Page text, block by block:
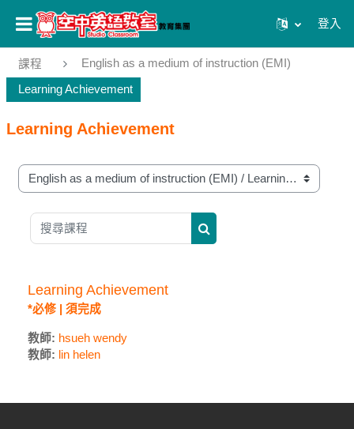
登入
課程 English as a medium of instruction (EMI)
Learning Achievement
Learning Achievement
課程類別
搜尋課程
搜尋課程
Learning Achievement
*必修 | 須完成
教師: hsueh wendy
教師: lin helen